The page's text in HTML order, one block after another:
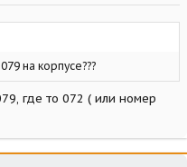
на корпусе???
где то 072 ( или номер